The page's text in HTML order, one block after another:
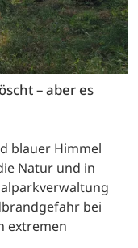
– aber es
blauer Himmel
Natur und in
bei
extremen